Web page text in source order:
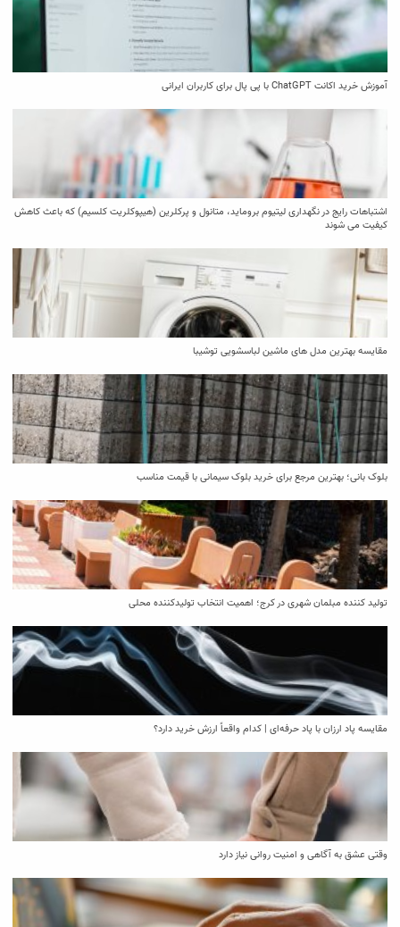
آموزش خرید اکانت ChatGPT با پی پال برای کاربران ایرانی
اشتباهات رایج در نگهداری لیتیوم بروماید، متانول و پرکلرین (هیپوکلریت کلسیم) که باعث کاهش
کیفیت می‌ شوند
مقایسه بهترین مدل ‌های ماشین لباسشویی توشیبا
بلوک بانی؛ بهترین مرجع برای خرید بلوک سیمانی با قیمت مناسب
تولید کننده مبلمان شهری در کرج؛ اهمیت انتخاب تولیدکننده محلی
مقایسه پاد ارزان با پاد حرفه‌ای | کدام واقعاً ارزش خرید دارد؟
وقتی عشق به آگاهی و امنیت روانی نیاز دارد